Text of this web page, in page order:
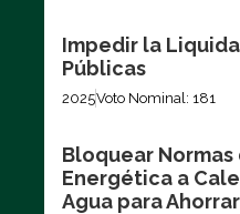
Impedir la
Públicas
2025Voto Nominal: 181
Bloquear
Energética a
Agua para